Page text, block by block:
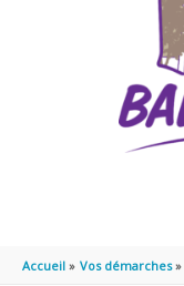
Accueil Vos démarches